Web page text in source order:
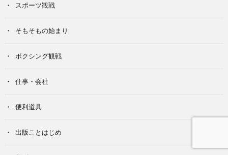
スポーツ観戦
そもそもの始まり
ボクシング観戦
仕事・会社
便利道具
出版ことはじめ